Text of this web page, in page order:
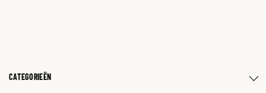
CATEGORIEËN